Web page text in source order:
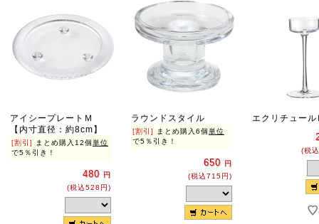
アイシープレートＭ
【内寸直径：約8cm】
[割引] まとめ購入12個 単位
で5％引き！
480 円
(税込528円)
ラウンドスタイル
[割引] まとめ購入6個 単位
で5％引き！
650 円
(税込715円)
エクリチュー
(税